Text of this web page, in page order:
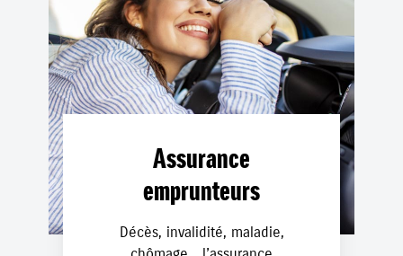
Assurance
emprunteurs
Décès, invalidité, maladie,